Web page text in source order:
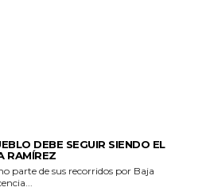
DEBE SEGUIR SIENDO EL
RAMÍREZ